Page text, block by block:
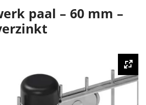
paal – 60 mm –